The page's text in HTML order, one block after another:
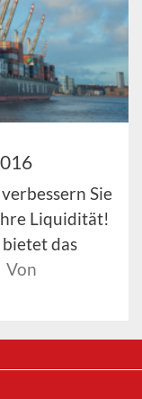
Sie
Liquidität!
bietet das
Von